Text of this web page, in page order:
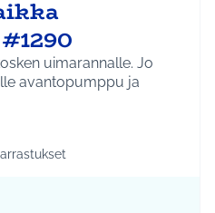
uimarannalle. Jo
avantopumppu ja
Kellokoski
teeman mukaan: Liikunta ja